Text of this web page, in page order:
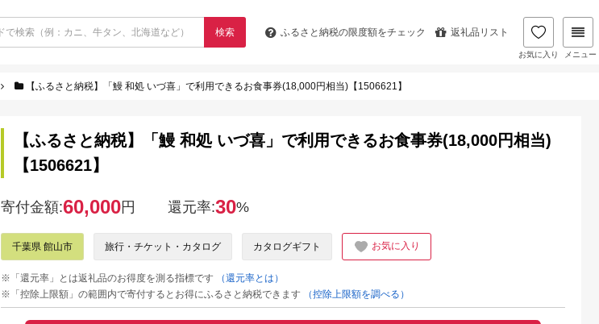
検索 ふるさと納税の限度額をチェック 返礼品リスト
お気に入り メニュー
【ふるさと納税】「鰻 和処 いづ喜」で利用できるお食事券(18,000円相当)【1506621】
【ふるさと納税】「鰻 和処 いづ喜」で利用できるお食事券(18,000円相当)
【1506621】
寄付金額:60,000円 還元率:30%
千葉県 館山市 旅行・チケット・カタログ カタログギフト お気に入り
※「還元率」とは返礼品のお得度を測る指標です
（還元率とは）
※「控除上限額」の範囲内で寄付するとお得にふるさと納税できます
（控除上限額を調べる）